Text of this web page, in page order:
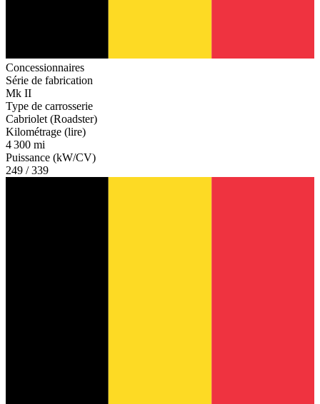
Concessionnaires
Série de fabrication
Mk II
Type de carrosserie
Cabriolet (Roadster)
Kilométrage (lire)
4 300 mi
Puissance (kW/CV)
249 / 339